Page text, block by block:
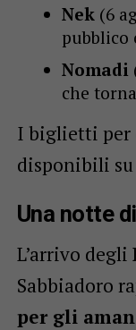
Nek (6
pubblico
Nomadi
che
I biglietti per
disponibili su
Una notte
L’arrivo degli
Sabbiadoro
per gli